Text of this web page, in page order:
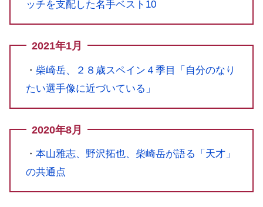
ッチを支配した名手ベスト10
2021年1月
・ 柴崎岳、２８歳スペイン４季目「自分のなり
たい選手像に近づいている」
2020年8月
・ 本山雅志、野沢拓也、柴崎岳が語る「天才」
の共通点